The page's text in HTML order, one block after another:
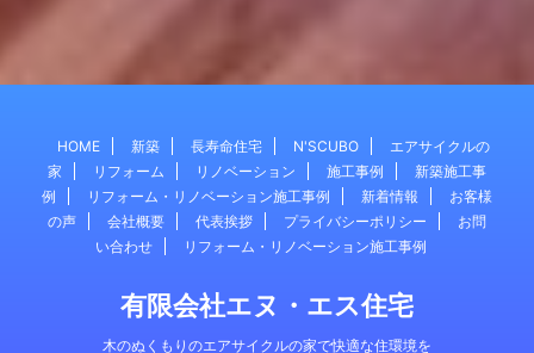
HOME 新築 長寿命住宅 N'SCUBO
エアサイクルの
家
リフォーム リノベーション 施工事例
新築施工事
例
リフォーム・リノベーション施工事例 新着情報
お客様
の声
会社概要 代表挨拶 プライバシーポリシー
お問
い合わせ
リフォーム・リノベーション施工事例
有限会社エヌ・エス住宅
木のぬくもりのエアサイクルの家で快適な住環境を